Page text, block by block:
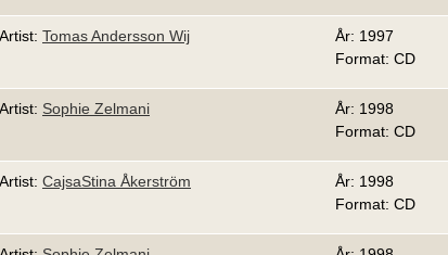
Artist: Tomas Andersson Wij
År: 1997
Format: CD
Artist: Sophie Zelmani
År: 1998
Format: CD
Artist: CajsaStina Åkerström
År: 1998
Format: CD